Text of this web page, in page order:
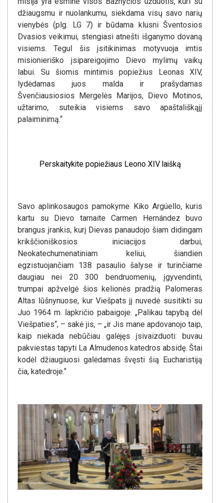
džiaugsmu ir nuolankumu, siekdama visų savo narių
vienybės (plg. LG 7) ir būdama klusni Šventosios
Dvasios veikimui, stengiasi atnešti išganymo dovaną
visiems. Tegul šis įsitikinimas motyvuoja imtis
misionieriško įsipareigojimo Dievo mylimų vaikų
labui. Su šiomis mintimis popiežius Leonas XIV,
lydėdamas juos malda ir prašydamas
Švenčiausiosios Mergelės Marijos, Dievo Motinos,
užtarimo, suteikia visiems savo apaštališkąjį
palaiminimą.“
Perskaitykite popiežiaus Leono XIV laišką
Savo aplinkosaugos pamokyme Kiko Argúello, kuris
kartu su Dievo tarnaite Carmen Hernández buvo
brangus įrankis, kurį Dievas panaudojo šiam didingam
krikščioniškosios iniciacijos darbui,
Neokatechumenatiniam keliui, šiandien
egzistuojančiam 138 pasaulio šalyse ir turinčiame
daugiau nei 20 300 bendruomenių, įgyvendinti,
trumpai apžvelgė šios kelionės pradžią Palomeras
Altas lūšnynuose, kur Viešpats jį nuvedė susitikti su
Juo 1964 m. lapkričio pabaigoje. „Palikau tapybą dėl
Viešpaties“, – sakė jis, – „ir Jis mane apdovanojo taip,
kaip niekada nebūčiau galėjęs įsivaizduoti: buvau
pakviestas tapyti La Almudenos katedros absidę. Štai
kodėl džiaugiuosi galėdamas švęsti šią Eucharistiją
čia, katedroje.“